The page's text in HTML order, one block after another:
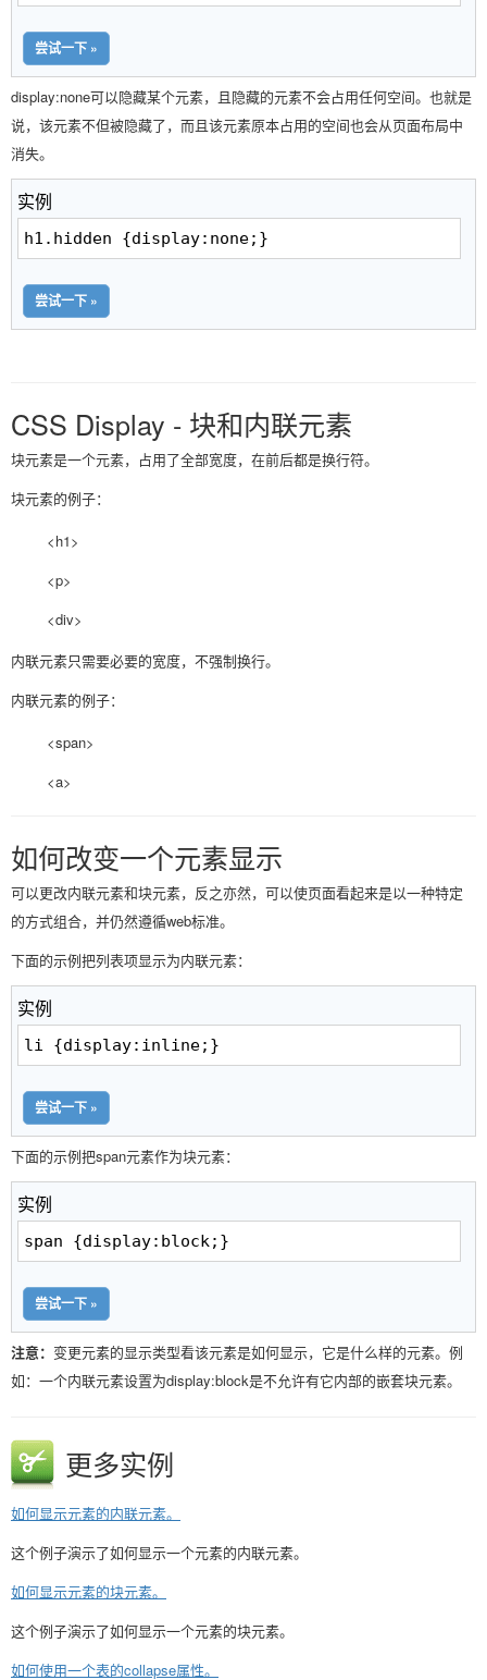
尝试一下 »
display:none可以隐藏某个元素，且隐藏的元素不会占用任何空间。也就是
说，该元素不但被隐藏了，而且该元素原本占用的空间也会从页面布局中
消失。
实例
h1.hidden {display:none;}
尝试一下 »
CSS Display - 块和内联元素
块元素是一个元素，占用了全部宽度，在前后都是换行符。
块元素的例子：
<h1>
<p>
<div>
内联元素只需要必要的宽度，不强制换行。
内联元素的例子：
<span>
<a>
如何改变一个元素显示
可以更改内联元素和块元素，反之亦然，可以使页面看起来是以一种特定
的方式组合，并仍然遵循web标准。
下面的示例把列表项显示为内联元素：
实例
li {display:inline;}
尝试一下 »
下面的示例把span元素作为块元素：
实例
span {display:block;}
尝试一下 »
注意： 变更元素的显示类型看该元素是如何显示，它是什么样的元素。例
如：一个内联元素设置为display:block是不允许有它内部的嵌套块元素。
更多实例
如何显示元素的内联元素。
这个例子演示了如何显示一个元素的内联元素。
如何显示元素的块元素。
这个例子演示了如何显示一个元素的块元素。
如何使用一个表的collapse属性。